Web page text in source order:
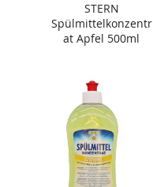
STERN
Spülmittelkonzentr
at Apfel 500ml